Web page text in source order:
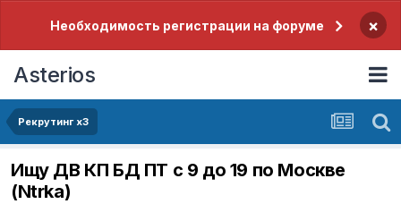
Необходимость регистрации на форуме ×
Asterios
Рекрутинг x3
Ищу ДВ КП БД ПТ с 9 до 19 по Москве
(Ntrka)